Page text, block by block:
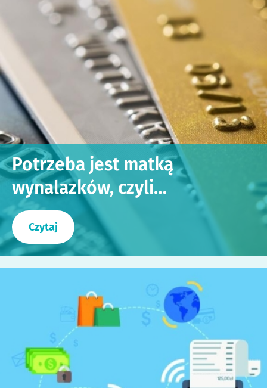
Potrzeba jest matką
wynalazków, czyli…
Czytaj